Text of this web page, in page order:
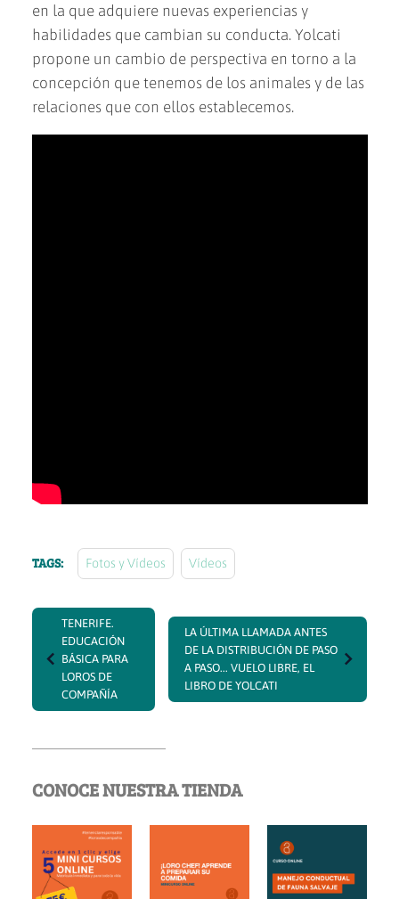
en la que adquiere nuevas experiencias y
habilidades que cambian su conducta. Yolcati
propone un cambio de perspectiva en torno a la
concepción que tenemos de los animales y de las
relaciones que con ellos establecemos.
TAGS: Fotos y Vídeos Vídeos
TENERIFE.
EDUCACIÓN
BÁSICA PARA
LOROS DE
COMPAÑÍA
LA ÚLTIMA LLAMADA ANTES
DE LA DISTRIBUCIÓN DE PASO
A PASO... VUELO LIBRE, EL
LIBRO DE YOLCATI
CONOCE NUESTRA TIENDA